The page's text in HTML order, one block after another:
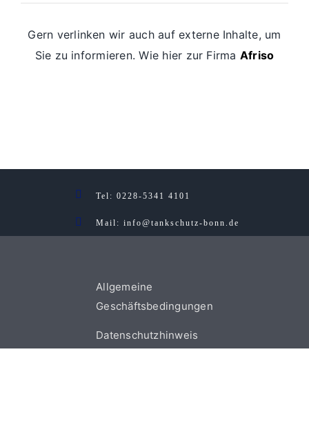
Gern verlinken wir auch auf externe Inhalte, um
Sie zu informieren. Wie hier zur Firma Afriso
Tel : 0228-5341 4101
Mail: info@tankschutz-bonn.de
Allgemeine
Geschäftsbedingungen
Datenschutzhinweis